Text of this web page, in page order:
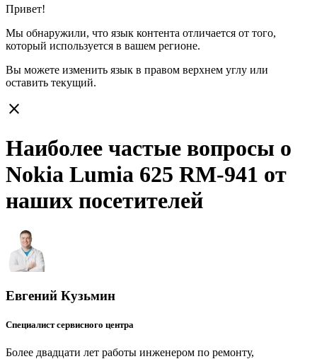
Привет!
Мы обнаружили, что язык контента отличается от того,
который используется в вашем регионе.
Вы можете изменить язык в правом верхнем углу или
оставить текущий.
close
Наиболее частые вопросы о
Nokia Lumia 625 RM-941 от
наших посетителей
Евгений Кузьмин
Специалист сервисного центра
Более двадцати лет работы инженером по ремонту,